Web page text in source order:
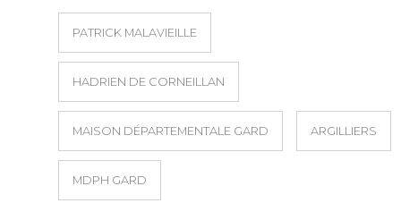
PATRICK MALAVIEILLE
HADRIEN DE CORNEILLAN
MAISON DÉPARTEMENTALE GARD ARGILLIERS
MDPH GARD